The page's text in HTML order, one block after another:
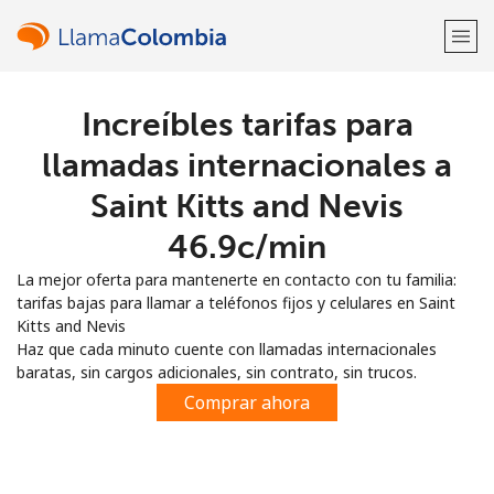
¡Bienvenido!
Regístrate con
o
Increíbles tarifas para
llamadas internacionales a
Saint Kitts and Nevis
⁦46.9c⁩/min
La mejor oferta para mantenerte en contacto con tu familia:
tarifas bajas para llamar a teléfonos fijos y celulares en Saint
Kitts and Nevis
Haz que cada minuto cuente con llamadas internacionales
baratas, sin cargos adicionales, sin contrato, sin trucos.
Comprar ahora